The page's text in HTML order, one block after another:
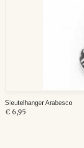
Sleutelhanger Arabesco
€ 6,95